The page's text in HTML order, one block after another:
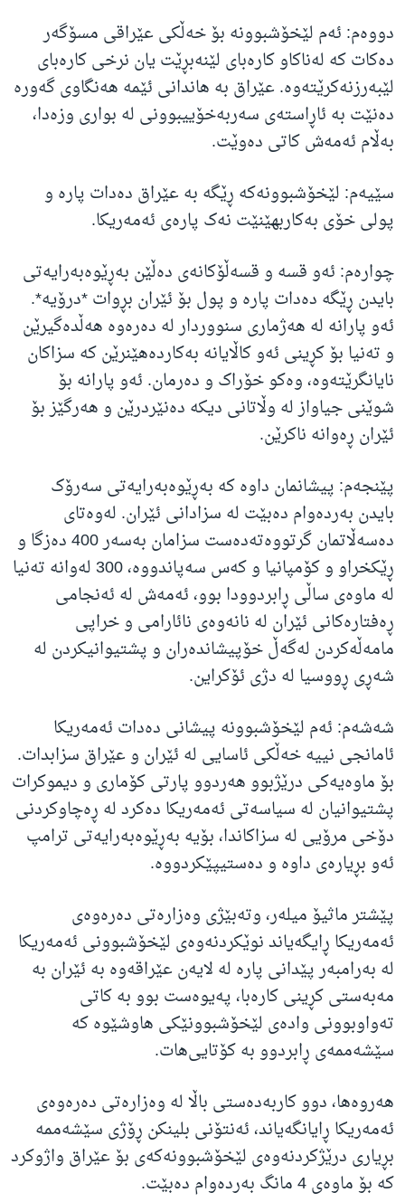
دووەم: ئەم لێخۆشبوونە بۆ خەڵکی عێراقی مسۆگەر
دەکات کە لەناکاو کارەبای لێنەبڕێت یان نرخی کارەبای
لێبەرزنەکرێتەوە. عێراق بە هاندانی ئێمە هەنگاوی گەورە
دەنێت بە ئاڕاستەی سەربەخۆییبوونی لە بواری وزەدا،
بەڵام ئەمەش کاتی دەوێت.
سێیەم: لێخۆشبوونەکە ڕێگە بە عێراق دەدات پارە و
پولی خۆی بەکاربهێنێت نەک پارەی ئەمەریکا.
چوارەم: ئەو قسە و قسەڵۆکانەی دەڵێن بەڕێوەبەرایەتی
بایدن ڕێگە دەدات پارە و پول بۆ ئێران بڕوات *درۆیە*.
ئەو پارانە لە هەژماری سنووردار لە دەرەوە هەڵدەگیرێن
و تەنیا بۆ کڕینی ئەو کاڵایانە بەکاردەهێنرێن کە سزاکان
نایانگرێتەوە، وەکو خۆراک و دەرمان. ئەو پارانە بۆ
شوێنی جیاواز لە وڵاتانی دیکە دەنێردرێن و هەرگێز بۆ
ئێران ڕەوانە ناکرێن.
پێنجەم: پیشانمان داوە کە بەڕێوەبەرایەتی سەرۆک
بایدن بەردەوام دەبێت لە سزادانی ئێران. لەوەتای
دەسەڵاتمان گرتووەتەدەست سزامان بەسەر 400 دەزگا و
ڕێکخراو و کۆمپانیا و کەس سەپاندووە، 300 لەوانە تەنیا
لە ماوەی ساڵی ڕابردوودا بوو، ئەمەش لە ئەنجامی
ڕەفتارەکانی ئێران لە نانەوەی نائارامی و خراپی
مامەڵەکردن لەگەڵ خۆپیشاندەران و پشتیوانیکردن لە
شەڕی ڕووسیا لە دژی ئۆکراین.
شەشەم: ئەم لێخۆشبوونە پیشانی دەدات ئەمەریکا
ئامانجی نییە خەڵکی ئاسایی لە ئێران و عێراق سزابدات.
بۆ ماوەیەکی درێژبوو هەردوو پارتی کۆماری و دیموکرات
پشتیوانیان لە سیاسەتی ئەمەریکا دەکرد لە ڕەچاوکردنی
دۆخی مرۆیی لە سزاکاندا، بۆیە بەڕێوەبەرایەتی ترامپ
ئەو بڕیارەی داوە و دەستیپێکردووە.
پێشتر ماثیۆ میلەر، وتەبێژی وەزارەتی دەرەوەی
ئەمەریکا ڕایگەیاند نوێکردنەوەی لێخۆشبوونی ئەمەریکا
لە بەرامبەر پێدانی پارە لە لایەن عێراقەوە بە ئێران بە
مەبەستی کڕینی کارەبا، پەیوەست بوو بە کاتی
تەواوبوونی وادەی لێخۆشبوونێکی هاوشێوە کە
سێشەممەی ڕابردوو بە کۆتایی‌هات.
هەروەها، دوو کاربەدەستی باڵا لە وەزارەتی دەرەوەی
ئەمەریکا ڕایانگەیاند، ئەنتۆنی بلینکن ڕۆژی سێشەممە
بڕیاری درێژکردنەوەی لێخۆشبوونەکەی بۆ عێراق واژوکرد
کە بۆ ماوەی 4 مانگ بەردەوام دەبێت.